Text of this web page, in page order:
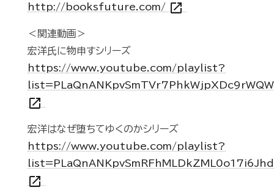
http://booksfuture.com/ open_in_new
＜関連動画＞
宏洋氏に物申すシリーズ
https://www.youtube.com/playlist?
open_in_new
宏洋はなぜ堕ちてゆくのかシリーズ
https://www.youtube.com/playlist?
open_in_new